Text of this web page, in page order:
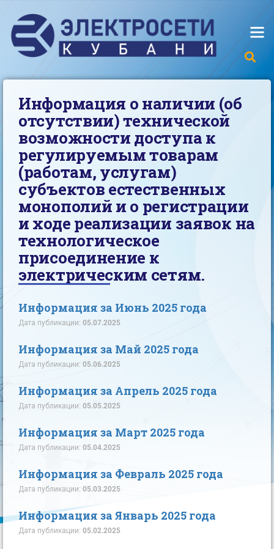
Информация о наличии (об
отсутствии) технической
возможности доступа к
регулируемым товарам
(работам, услугам)
субъектов естественных
монополий и о регистрации
и ходе реализации заявок на
технологическое
присоединение к
электрическим сетям.
Информация за Июнь 2025 года
Дата публикации: 05.07.2025
Информация за Май 2025 года
Дата публикации: 05.06.2025
Информация за Апрель 2025 года
Дата публикации: 05.05.2025
Информация за Март 2025 года
Дата публикации: 05.04.2025
Информация за Февраль 2025 года
Дата публикации: 05.03.2025
Информация за Январь 2025 года
Дата публикации: 05.02.2025